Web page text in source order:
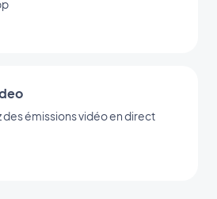
des émissions vidéo en direct